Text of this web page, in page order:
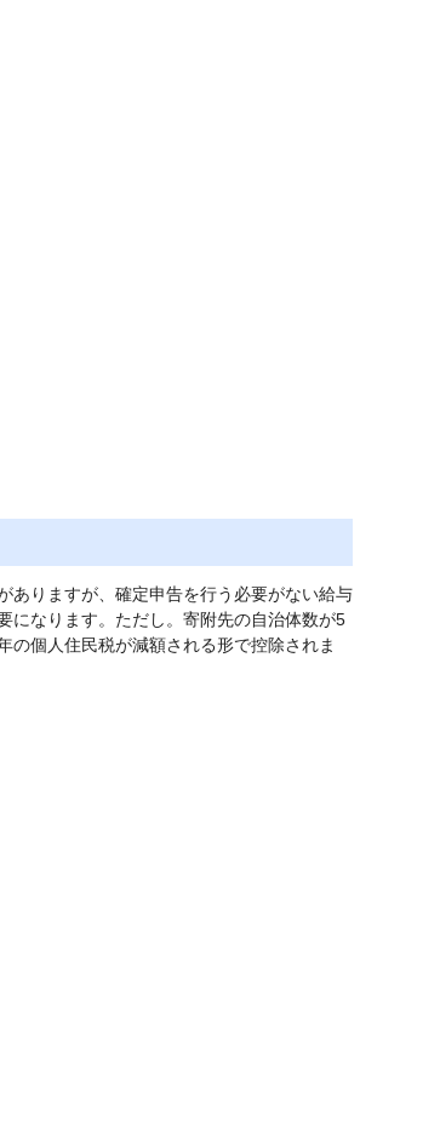
ありますが、確定申告を行う必要がない給与
になります。ただし。寄附先の自治体数が5
の個人住民税が減額される形で控除されま